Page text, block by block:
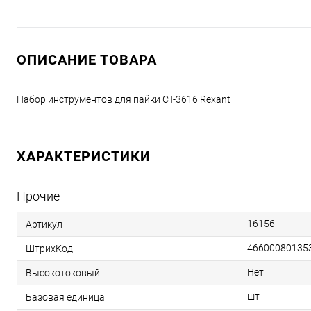
ОПИСАНИЕ ТОВАРА
Набор инструментов для пайки CT-3616 Rexant
ХАРАКТЕРИСТИКИ
Прочие
Артикул 16156
ШтрихКод
Высокотоковый Нет
Базовая единица шт